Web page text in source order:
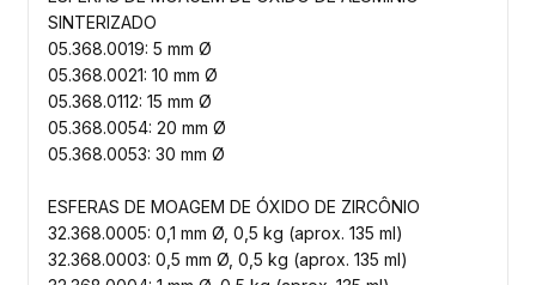
SINTERIZADO
05.368.0019: 5 mm Ø
05.368.0021: 10 mm Ø
05.368.0112: 15 mm Ø
05.368.0054: 20 mm Ø
05.368.0053: 30 mm Ø
ESFERAS DE MOAGEM DE ÓXIDO DE ZIRCÔNIO
32.368.0005: 0,1 mm Ø, 0,5 kg (aprox. 135 ml)
32.368.0003: 0,5 mm Ø, 0,5 kg (aprox. 135 ml)